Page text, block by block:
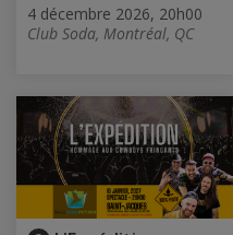
4 décembre 2026, 20h00
Club Soda, Montréal, QC